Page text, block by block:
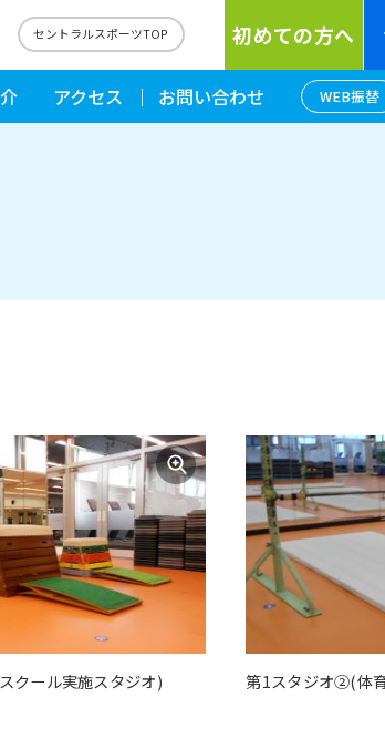
セントラルスポーツTOP 初めての方へ
アクセス お問い合わせ WEB振替
クール実施スタジオ) 第1スタジオ②(体